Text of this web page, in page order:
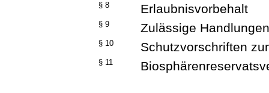
§ 8 Erlaubnisvorbehalt
§ 9 Zulässige Handlungen
§ 10 Schutzvorschriften
§ 11